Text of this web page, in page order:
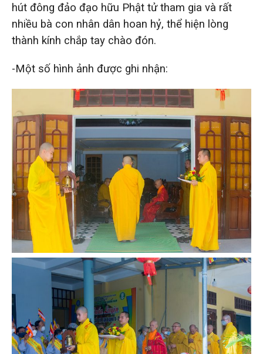
hút đông đảo đạo hữu Phật tử tham gia và rất
nhiều bà con nhân dân hoan hỷ, thể hiện lòng
thành kính chắp tay chào đón.
-Một số hình ảnh được ghi nhận: